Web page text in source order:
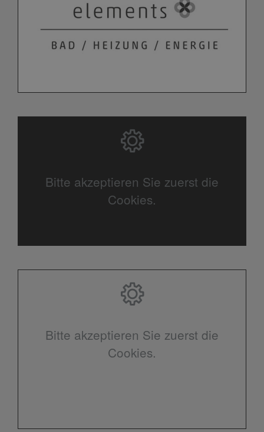
Bitte akzeptieren Sie zuerst die
Cookies.
Bitte akzeptieren Sie zuerst die
Cookies.